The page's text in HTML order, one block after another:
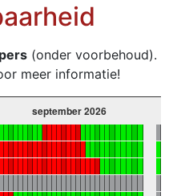
(onder voorbehoud).
meer informatie!
september 2026